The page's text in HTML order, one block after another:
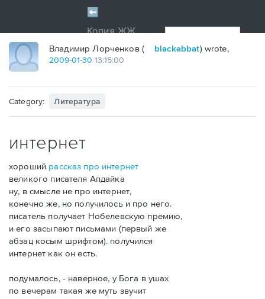
Владимир Лорченков ( blackabbat) wrote,
2009-01-30 13:15:00
Category: Литература
интернет
хороший рассказ про интернет
великого писателя Апдайка
ну, в смысле не про интернет,
конечно же, но получилось и про него.
писатель получает Нобелевскую премию,
и его засыпают письмами (первый же
абзац косым шрифтом). получился
интернет как он есть.
подумалось, - наверное, у Бога в ушах
по вечерам такая же муть звучит